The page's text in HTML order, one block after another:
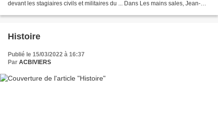
devant les stagiaires civils et militaires du ... Dans Les mains sales, Jean-
Histoire
Publié le 15/03/2022 à 16:37
Par ACBIVIERS